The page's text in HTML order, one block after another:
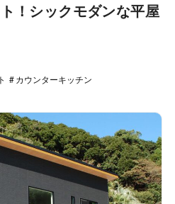
！シックモダンな平屋
カウンターキッチン